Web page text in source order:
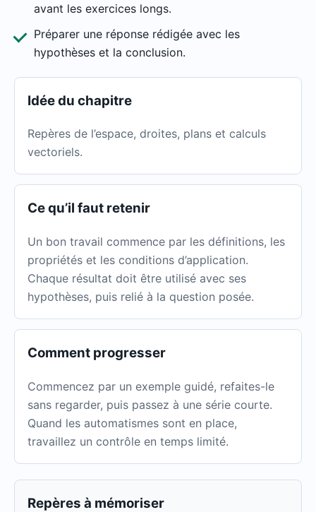
avant les exercices longs.
Préparer une réponse rédigée avec les
hypothèses et la conclusion.
Idée du chapitre
Repères de l’espace, droites, plans et calculs
vectoriels.
Ce qu’il faut retenir
Un bon travail commence par les définitions, les
propriétés et les conditions d’application.
Chaque résultat doit être utilisé avec ses
hypothèses, puis relié à la question posée.
Comment progresser
Commencez par un exemple guidé, refaites-le
sans regarder, puis passez à une série courte.
Quand les automatismes sont en place,
travaillez un contrôle en temps limité.
Repères à mémoriser